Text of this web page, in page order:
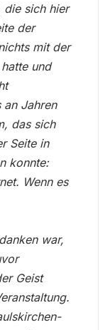
die sich hier
der
mit der
und
Jahren
das sich
Seite in
konnte:
Wenn es
war,
Geist